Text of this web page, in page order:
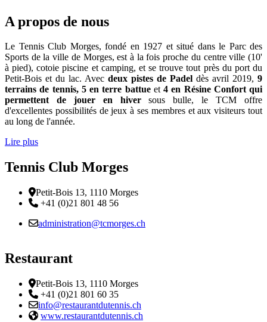
A propos de nous
Le Tennis Club Morges, fondé en 1927 et situé dans le Parc des
Sports de la ville de Morges, est à la fois proche du centre ville (10'
à pied), cotoie piscine et camping, et se trouve tout près du port du
Petit-Bois et du lac. Avec deux pistes de Padel dès avril 2019, 9
terrains de tennis, 5 en terre battueet 4 en Résine Confort qui
permettent de jouer en hiversous bulle, le TCM offre
d'excellentes possibilités de jeux à ses membres et aux visiteurs tout
au long de l'année.
Lire plus
Tennis Club Morges
Adresse
Petit-Bois 13, 1110 Morges
Téléphone:
+41 (0)21 801 48 56
Email :
administration@tcmorges.ch
Restaurant
Adresse
Petit-Bois 13, 1110 Morges
Téléphone:
+41 (0)21 801 60 35
Email :
info@restaurantdutennis.ch
Site web:
www.restaurantdutennis.ch